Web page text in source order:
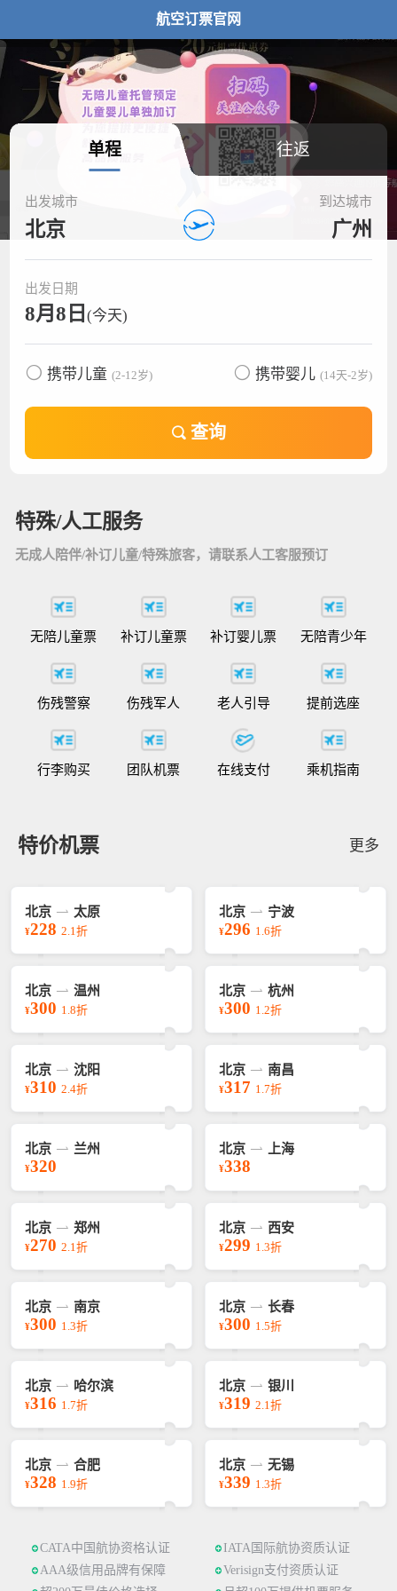
航空订票官网
单程 往返
出发城市
北京
到达城市
广州
出发日期
8月8日 (今天)
携带儿童 (2-12岁) 携带婴儿 (14天-2岁)
查询
特殊/人工服务
无成人陪伴/补订儿童/特殊旅客，请联系人工客服预订
无陪儿童票 补订儿童票 补订婴儿票 无陪青少年
伤残警察 伤残军人 老人引导 提前选座
行李购买 团队机票 在线支付 乘机指南
特价机票 更多
北京 太原
¥228 2.1折
北京 宁波
¥296 1.6折
北京 温州
¥300 1.8折
北京 杭州
¥300 1.2折
北京 沈阳
¥310 2.4折
北京 南昌
¥317 1.7折
北京 兰州
¥320
北京 上海
¥338
北京 郑州
¥270 2.1折
北京 西安
¥299 1.3折
北京 南京
¥300 1.3折
北京 长春
¥300 1.5折
北京 哈尔滨
¥316 1.7折
北京 银川
¥319 2.1折
北京 合肥
¥328 1.9折
北京 无锡
¥339 1.3折
CATA中国航协资格认证
IATA国际航协资质认证
AAA级信用品牌有保障
Verisign支付资质认证